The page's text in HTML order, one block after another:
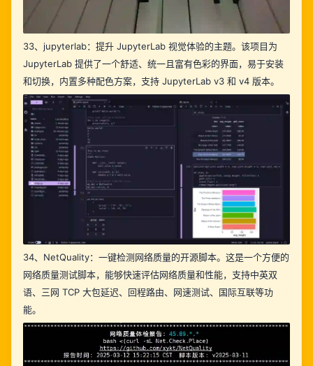
33、 jupyterlab：提升 JupyterLab 视觉体验的主题。该项目为
JupyterLab 提供了一个舒适、统一且富有色彩的界面，易于安装
和切换，内置多种配色方案，支持 JupyterLab v3 和 v4 版本。
34、 NetQuality：一键检测网络质量的开源脚本。这是一个方便的
网络质量测试脚本，能够快速评估网络质量和性能，支持中英双
语、三网 TCP 大包延迟、回程路由、网速测试、国际互联等功
能。